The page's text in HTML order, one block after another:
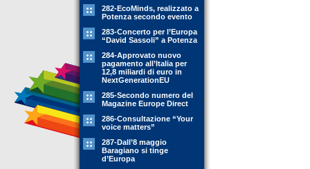
282-EcoMinds, realizzato a
Potenza secondo evento
283-Concerto per l’Europa
“David Sassoli” a Potenza
284-Approvato nuovo
pagamento all’Italia per
12,8 miliardi di euro in
NextGenerationEU
285-Secondo numero del
Magazine Europe Direct
286-Consultazione “Your
voice matters”
287-Dall’8 maggio
Baragiano si tinge
d’Europa